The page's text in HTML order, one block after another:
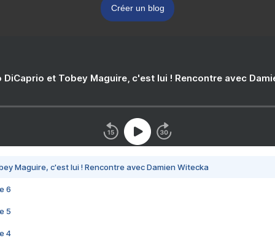
Créer un blog
DiCaprio et Tobey Maguire, c'est lui ! Rencontre avec
Maguire, c'est lui ! Rencontre avec Damien Witecka
6
5
4